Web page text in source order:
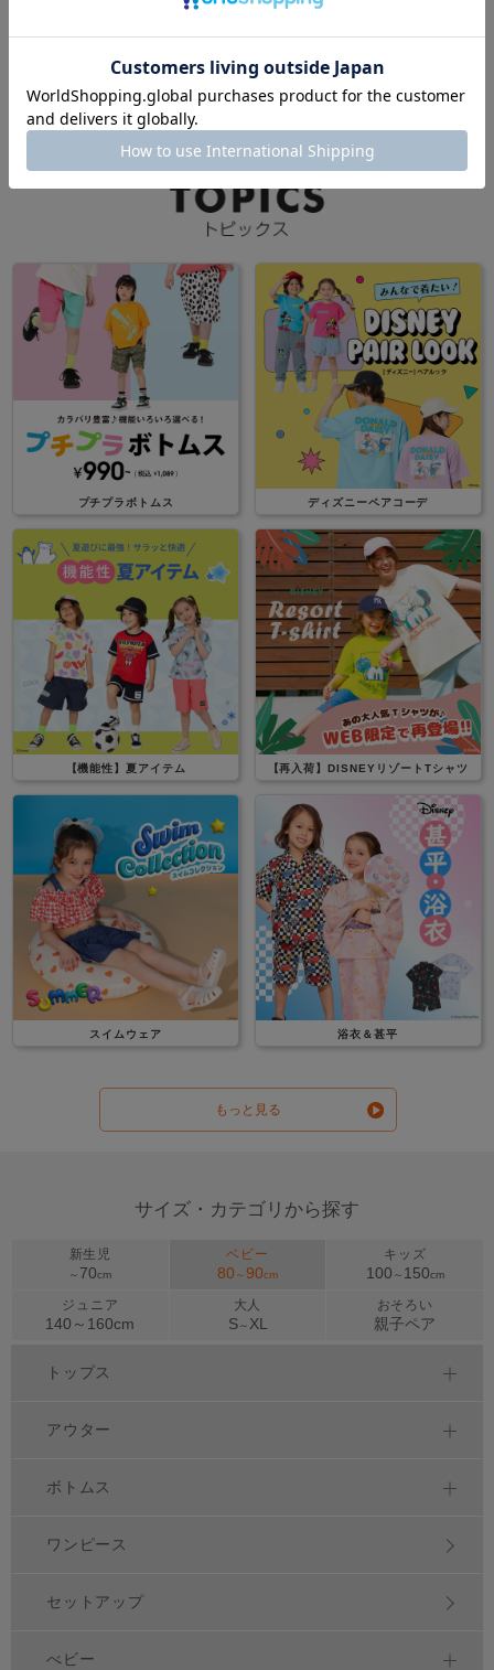
一覧を見る
powered by
プチプラボトムス ディズニーペアコーデ
【機能性】夏アイテム 【再入荷】DISNEYリゾートTシャツ
スイムウェア 浴衣＆甚平
もっと見る
サイズ・カテゴリから探す
新生児
～ 70cm
ベビー
80 ～90cm
キッズ
100 ～ 150cm
ジュニア
140～ 160cm
大人
S～XL
おそろい
親子ペア
トップス
アウター
ボトムス
ワンピース
セットアップ
べビー